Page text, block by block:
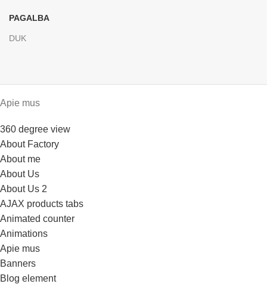
PAGALBA
DUK
Apie mus
360 degree view
About Factory
About me
About Us
About Us 2
AJAX products tabs
Animated counter
Animations
Apie mus
Banners
Blog element